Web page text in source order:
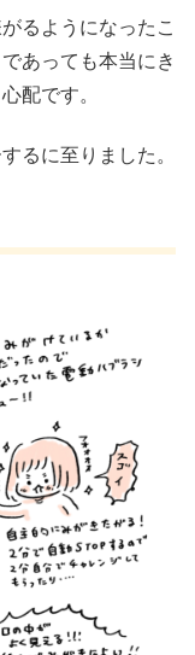
るようになったこ
あっても本当にき
配です。
るに至りました。